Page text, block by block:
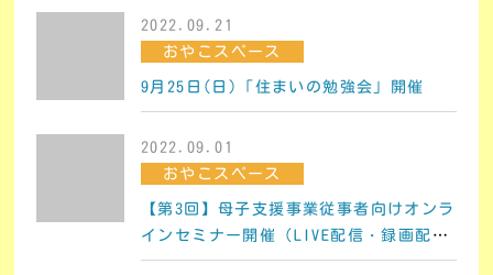
2022.09.21
おやこスペース
9月25日(日)「住まいの勉強会」開催
2022.09.01
おやこスペース
【第3回】母子支援事業従事者向けオンラ
インセミナー開催（LIVE配信・録画配
信）